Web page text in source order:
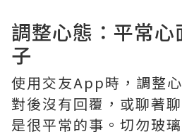
調整心態：平常
子
使用交友App時，調整
對後沒有回覆，或聊著
是很平常的事。切勿玻